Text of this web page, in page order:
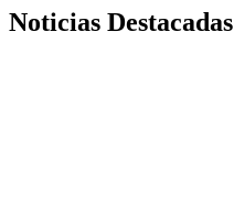
Noticias Destacadas